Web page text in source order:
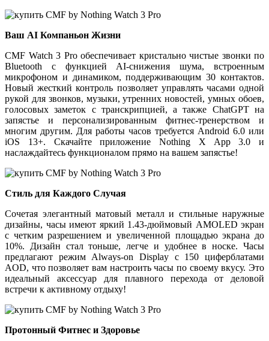
Ваш AI Компаньон Жизни
CMF Watch 3 Pro обеспечивает кристально чистые звонки по
Bluetooth с функцией AI-снижения шума, встроенным
микрофоном и динамиком, поддерживающим 30 контактов.
Новый жесткий контроль позволяет управлять часами одной
рукой для звонков, музыки, утренних новостей, умных обоев,
голосовых заметок с транскрипцией, а также ChatGPT на
запястье и персонализированным фитнес-тренерством и
многим другим. Для работы часов требуется Android 6.0 или
iOS 13+. Скачайте приложение Nothing X App 3.0 и
наслаждайтесь функционалом прямо на вашем запястье!
Стиль для Каждого Случая
Сочетая элегантный матовый металл и стильные наружные
дизайны, часы имеют яркий 1.43-дюймовый AMOLED экран
с четким разрешением и увеличенной площадью экрана до
10%. Дизайн стал тоньше, легче и удобнее в носке. Часы
предлагают режим Always-on Display с 150 циферблатами
AOD, что позволяет вам настроить часы по своему вкусу. Это
идеальный аксессуар для плавного перехода от деловой
встречи к активному отдыху!
Протонный Фитнес и Здоровье